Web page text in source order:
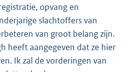
opvang en
slachtoffers van
van groot belang zijn.
heeft aangegeven dat ze hier
Ik zal de vorderingen van